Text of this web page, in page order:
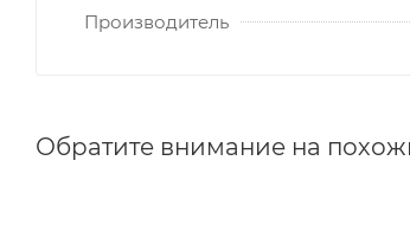
Производитель
Обратите внимание на